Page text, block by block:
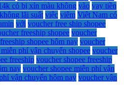
có bị xỉn màu không vào vay tiền
lãi suất việc viêm Việt Nam có
với voucher free ship shopee
freeship shopee voucher
shopee hôm nay voucher
phí vận chuyển shopee voucher
freeship voucher shopee freeship
nay voucher shopee miễn phí vận
vận chuyển hôm nay voucher vận